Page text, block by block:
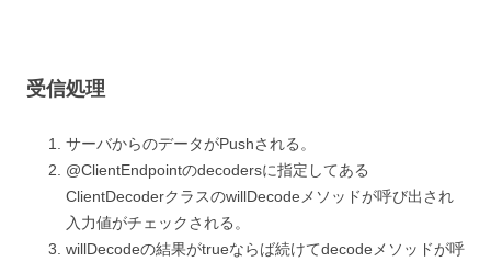
受信処理
サーバからのデータがPushされる。
@ClientEndpointのdecodersに指定してある
ClientDecoderクラスのwillDecodeメソッドが呼び出され
入力値がチェックされる。
willDecodeの結果がtrueならば続けてdecodeメソッドが呼